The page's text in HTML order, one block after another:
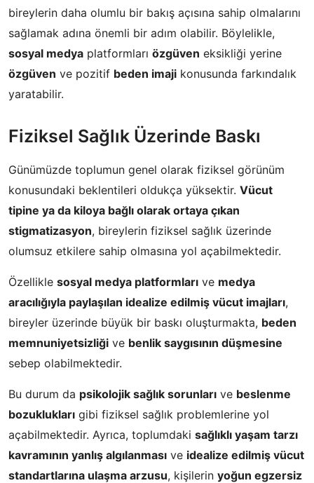
bireylerin daha olumlu bir bakış açısına sahip olmalarını
sağlamak adına önemli bir adım olabilir. Böylelikle,
sosyal medya platformları özgüven eksikliği yerine
özgüven ve pozitif beden imaji konusunda farkındalık
yaratabilir.
Fiziksel Sağlık Üzerinde Baskı
Günümüzde toplumun genel olarak fiziksel görünüm
konusundaki beklentileri oldukça yüksektir. Vücut
tipine ya da kiloya bağlı olarak ortaya çıkan
stigmatizasyon, bireylerin fiziksel sağlık üzerinde
olumsuz etkilere sahip olmasına yol açabilmektedir.
Özellikle sosyal medya platformları ve medya
aracılığıyla paylaşılan idealize edilmiş vücut imajları,
bireyler üzerinde büyük bir baskı oluşturmakta, beden
memnuniyetsizliği ve benlik saygısının düşmesine
sebep olabilmektedir.
Bu durum da psikolojik sağlık sorunları ve beslenme
bozuklukları gibi fiziksel sağlık problemlerine yol
açabilmektedir. Ayrıca, toplumdaki sağlıklı yaşam tarzı
kavramının yanlış algılanması ve idealize edilmiş vücut
standartlarına ulaşma arzusu, kişilerin yoğun egzersiz